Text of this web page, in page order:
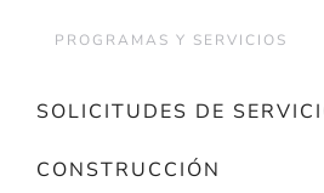
PROGRAMAS Y SERVICIOS
SOLICITUDES DE
CONSTRUCCIÓN